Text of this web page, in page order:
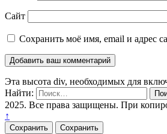
Сайт
Сохранить моё имя, email и адрес
Эта высота div, необходимых для
Найти:
2025. Все права защищены. При
↑